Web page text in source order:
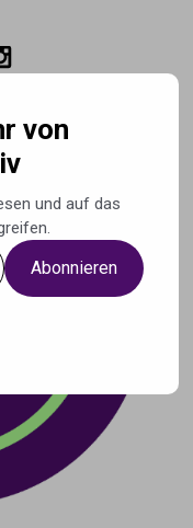
von
und auf das
Abonnieren